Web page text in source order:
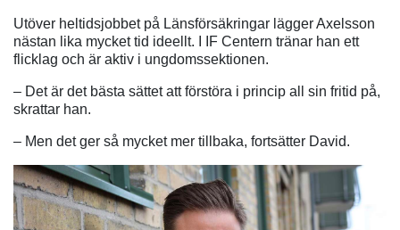
Utöver heltidsjobbet på Länsförsäkringar lägger Axelsson
nästan lika mycket tid ideellt. I IF Centern tränar han ett
flicklag och är aktiv i ungdomssektionen.
– Det är det bästa sättet att förstöra i princip all sin fritid på,
skrattar han.
– Men det ger så mycket mer tillbaka, fortsätter David.